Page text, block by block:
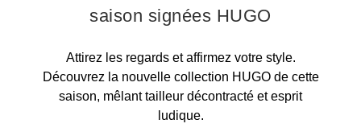
saison signées HUGO
Attirez les regards et affirmez votre style.
Découvrez la nouvelle collection HUGO de cette
saison, mêlant tailleur décontracté et esprit
ludique.